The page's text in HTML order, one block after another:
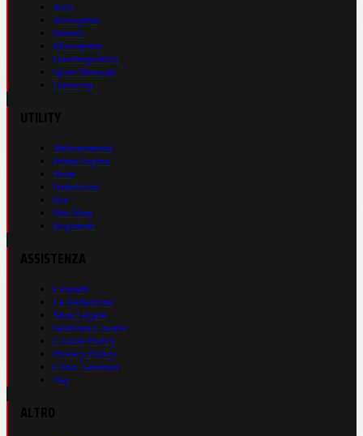
Auto
Autosprint
Inmoto
Motosprint
Guerinsportivo
Sport Network
Fantacup
Abbonamenti
Prima Pagina
Store
Pubblicità
Rss
Site Map
Registrati
Contatti
La Redazione
Nota Legale
Gestione Cookie
Cookie Policy
Privacy Policy
Cond. Generali
Faq